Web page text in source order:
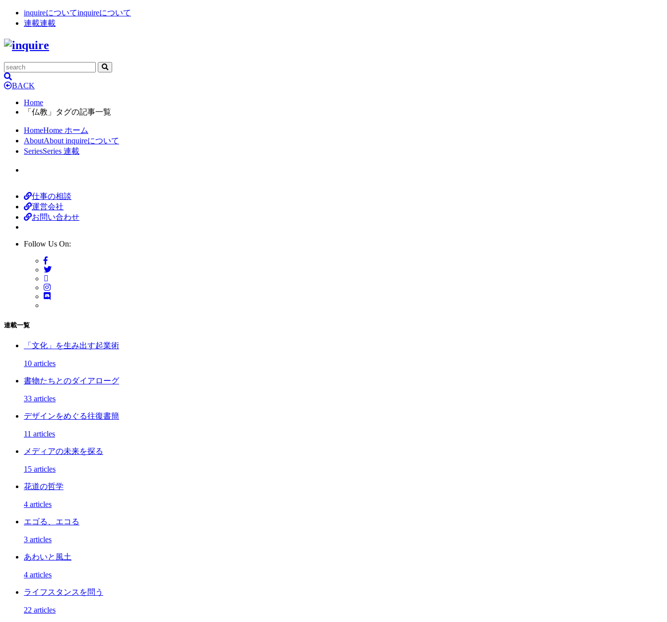
inquireについてinquireについて
連載連載
BACK
Home
「仏教」タグの記事一覧
HomeHome ホーム
AboutAbout inquireについて
SeriesSeries 連載
仕事の相談
運営会社
お問い合わせ
Follow Us On:
連載一覧
「文化」を生み出す起業術
10 articles
書物たちとのダイアローグ
33 articles
デザインをめぐる往復書簡
11 articles
メディアの未来を探る
15 articles
花道の哲学
4 articles
エゴる、エコる
3 articles
あわいと風土
4 articles
ライフスタンスを問う
22 articles